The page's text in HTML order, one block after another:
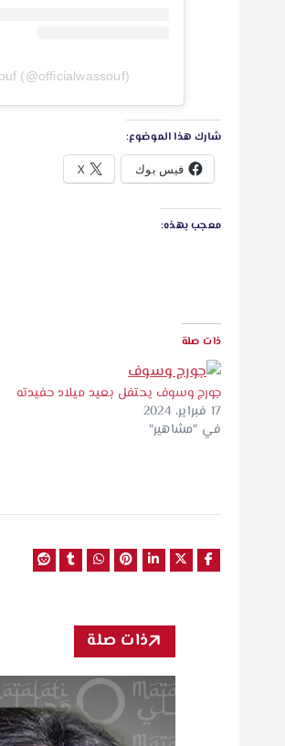
(@officialwassouf)
شارك هذا الموضوع:
فيس بوك X
معجب بهذه:
ذات صلة
جورج وسوف يحتفل بعيد ميلاد حفيدته
17 فبراير، 2024
في "مشاهير"
ذات صلة